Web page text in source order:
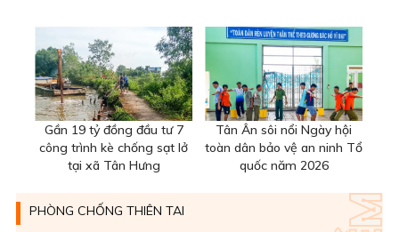
Gần 19 tỷ đồng đầu tư 7
công trình kè chống sạt lở
tại xã Tân Hưng
Tân Ân sôi nổi Ngày hội
toàn dân bảo vệ an ninh Tổ
quốc năm 2026
PHÒNG CHỐNG THIÊN TAI